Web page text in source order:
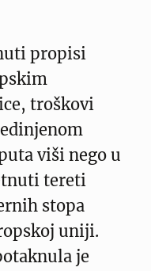
propisi
troškovi
viši nego u
tereti
stopa
uniji.
je